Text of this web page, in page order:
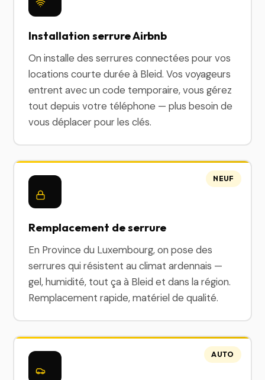
Installation serrure Airbnb
On installe des serrures connectées pour vos
locations courte durée à Bleid. Vos voyageurs
entrent avec un code temporaire, vous gérez
tout depuis votre téléphone — plus besoin de
vous déplacer pour les clés.
Remplacement de serrure
En Province du Luxembourg, on pose des
serrures qui résistent au climat ardennais —
gel, humidité, tout ça à Bleid et dans la région.
Remplacement rapide, matériel de qualité.
NEUF
AUTO